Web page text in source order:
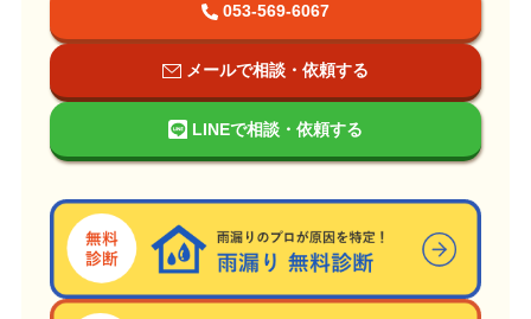
053-569-6067
メールで相談・依頼する
LINEで相談・依頼する